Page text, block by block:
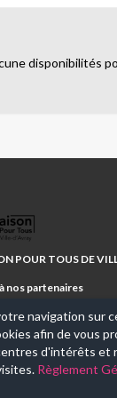
disponibilités
POUR TOUS DE
nos partenaires
navigation sur
afin de vous
d'intérêts et
Règlement